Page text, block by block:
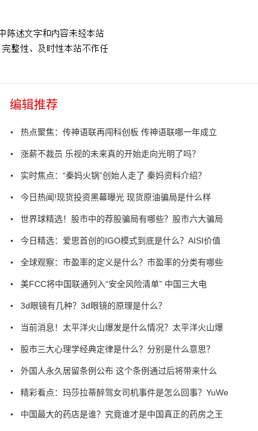
编辑推荐
热点聚焦：传神语联再闯科创板 传神语联哪一年成立
涨薪不裁员 乐视的未来真的开始走向光明了吗？
实时焦点：“秦妈火锅”创始人走了 秦妈资料介绍？
今日热闻!现货投资黑幕曝光 现货原油骗局是什么样
世界球精选！股市中的荐股骗局有哪些？股市六大骗局
今日精选：爱思首创的IGO模式到底是什么？AISI价值
全球观察：市盈率的定义是什么？市盈率的分类有哪些
美FCC将中国联通列入“安全风险清单” 中国三大电
3d眼镜有几种？3d眼镜的原理是什么？
当前消息！太平洋火山爆发是什么情况？太平洋火山爆
股市三大心理学经典定律是什么？分别是什么意思？
外国人永久居留条例公布 这个条例通过后将带来什么
精彩看点：玛莎拉蒂醉驾女司机事件是怎么回事？YuWe
中国最大的药店是谁？究竟谁才是中国真正的药房之王